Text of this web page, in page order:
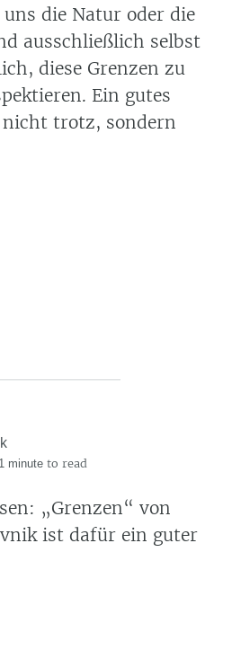
die Natur oder die
ausschließlich selbst
diese Grenzen zu
Ein gutes
trotz, sondern
1 minute to read
„Grenzen“ von
ist dafür ein guter